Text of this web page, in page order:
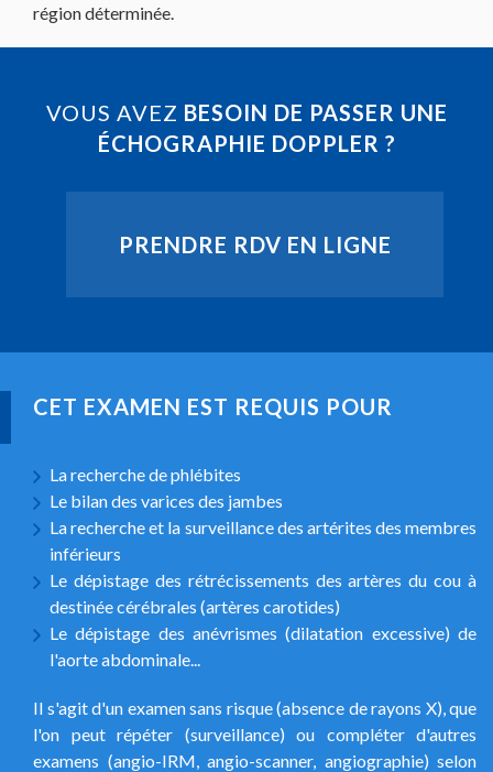
région déterminée.
VOUS AVEZ BESOIN DE PASSER UNE
ÉCHOGRAPHIE DOPPLER ?
PRENDRE RDV EN LIGNE
CET EXAMEN EST REQUIS POUR
La recherche de phlébites
Le bilan des varices des jambes
La recherche et la surveillance des artérites des membres
inférieurs
Le dépistage des rétrécissements des artères du cou à
destinée cérébrales (artères carotides)
Le dépistage des anévrismes (dilatation excessive) de
l'aorte abdominale...
Il s'agit d'un examen sans risque (absence de rayons X), que
l'on peut répéter (surveillance) ou compléter d'autres
examens (angio-IRM, angio-scanner, angiographie) selon